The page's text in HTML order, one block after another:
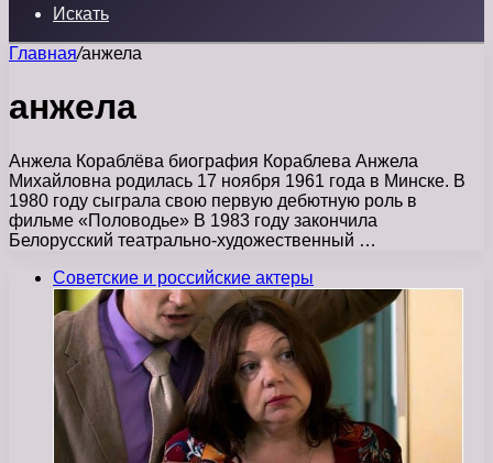
Искать
Главная/анжела
анжела
Анжела Кораблёва биография Кораблева Анжела
Михайловна родилась 17 ноября 1961 года в Минске. В
1980 году сыграла свою первую дебютную роль в
фильме «Половодье» В 1983 году закончила
Белорусский театрально-художественный …
Советские и российские актеры